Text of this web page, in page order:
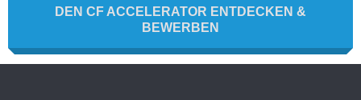
DEN CF ACCELERATOR ENTDECKEN &
BEWERBEN